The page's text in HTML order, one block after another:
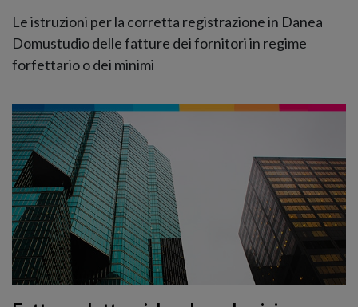
Le istruzioni per la corretta registrazione in Danea
Domustudio delle fatture dei fornitori in regime
forfettario o dei minimi